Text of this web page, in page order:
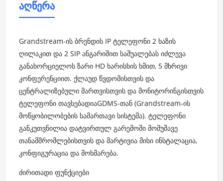
აღწერა
Grandstream-ის ბრენდის IP ტელეფონი 2 ხაზის
ღილაკით და 2 SIP ანგარიშით საშუალებას იძლევა
განახორციელოს ზარი HD ხარისხის ხმით, 5 მხრივი
კონფერენციით. ქლაუდ წვდომისთვის და
ცენტრალიზებული მართვისთვის და მონიტორინგისთვის
ტელეფონი თავსებადიაGDMS-თან (Grandstream-ის
მოწყობილობების სამართავი სისტემა). ტელეფონი
განკუთვნილია დატვირთულ გარემოში მომუშავე
თანამშრომლებისთვის და მარტივია მისი ინსტალაცია,
კონფიგურაცია და მოხმარება.
ძირითადი ფუნქციები